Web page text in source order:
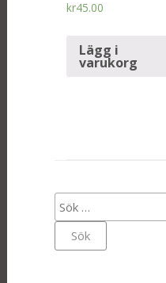
kr45.00
Lägg i
varukorg
Sök
efter: